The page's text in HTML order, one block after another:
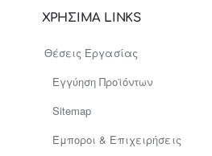
ΧΡΗΣΙΜΑ LINKS
Θέσεις Εργασίας
Εγγύηση Προϊόντων
Sitemap
Έμποροι & Επιχειρήσεις